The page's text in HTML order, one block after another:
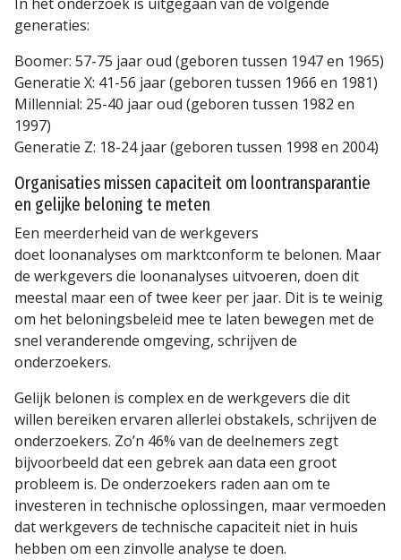
generaties:
Boomer: 57-75 jaar oud (geboren tussen 1947 en 1965)
Generatie X: 41-56 jaar (geboren tussen 1966 en 1981)
Millennial: 25-40 jaar oud (geboren tussen 1982 en
1997)
Generatie Z: 18-24 jaar (geboren tussen 1998 en 2004)
Organisaties missen capaciteit om loontransparantie
en gelijke beloning te meten
Een meerderheid van de werkgevers
doet loonanalyses om marktconform te belonen. Maar
de werkgevers die loonanalyses uitvoeren, doen dit
meestal maar een of twee keer per jaar. Dit is te weinig
om het beloningsbeleid mee te laten bewegen met de
snel veranderende omgeving, schrijven de
onderzoekers.
Gelijk belonen is complex en de werkgevers die dit
willen bereiken ervaren allerlei obstakels, schrijven de
onderzoekers. Zo’n 46% van de deelnemers zegt
bijvoorbeeld dat een gebrek aan data een groot
probleem is. De onderzoekers raden aan om te
investeren in technische oplossingen, maar vermoeden
dat werkgevers de technische capaciteit niet in huis
hebben om een zinvolle analyse te doen.